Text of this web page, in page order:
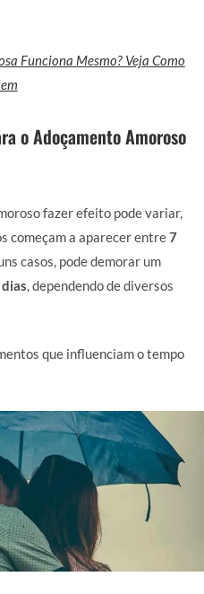
Funciona Mesmo? Veja Como
o Adoçamento Amoroso
fazer efeito pode variar,
começam a aparecer entre7
casos, pode demorar um
, dependendo de diversos
que influenciam o tempo